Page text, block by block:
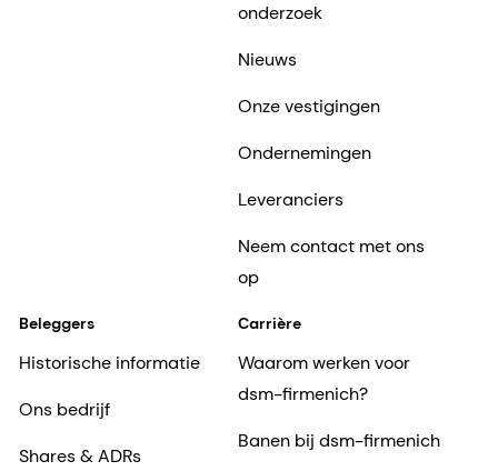
onderzoek
Nieuws
Onze vestigingen
Ondernemingen
Leveranciers
Neem contact met ons
op
Beleggers
Historische informatie
Ons bedrijf
Shares & ADRs
Carrière
Waarom werken voor
dsm-firmenich?
Banen bij dsm-firmenich